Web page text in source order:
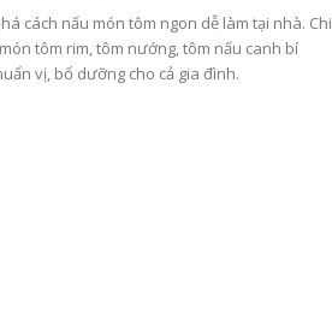
cách nấu món tôm ngon dễ làm tại nhà. Chi
tôm rim, tôm nướng, tôm nấu canh bí
vị, bổ dưỡng cho cả gia đình.